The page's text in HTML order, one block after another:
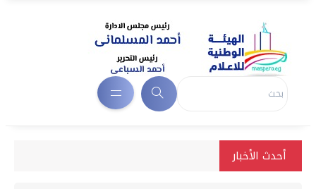
أحدث الأخبار